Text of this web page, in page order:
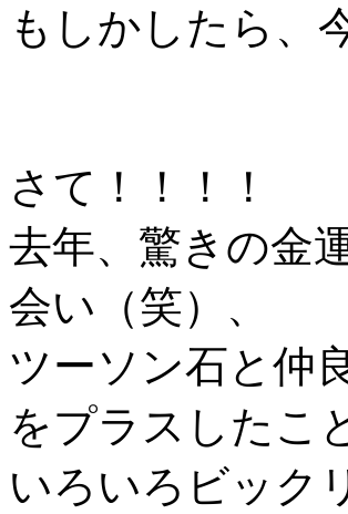
もしかしたら、
さて！！！！
去年、驚きの金
会い（笑）、
ツーソン石と仲
をプラスしたこ
いろいろビック